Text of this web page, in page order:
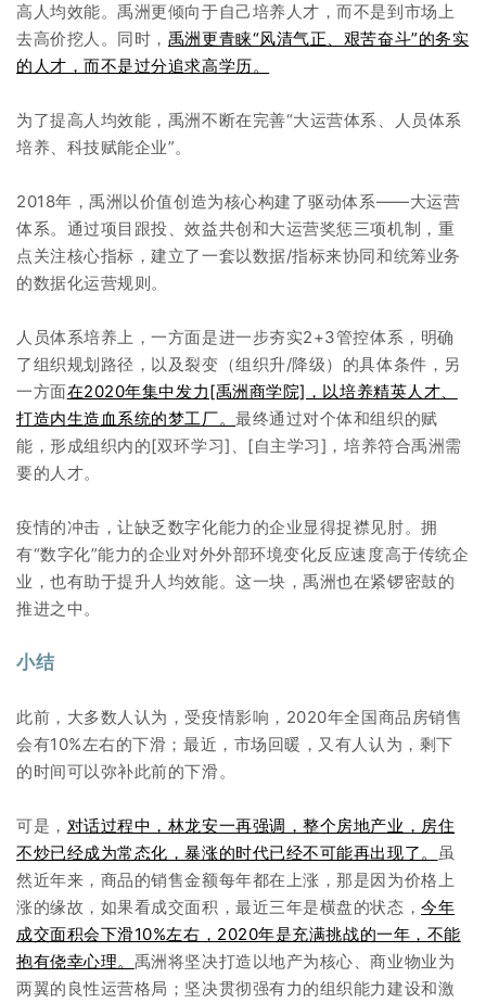
高人均效能。禹洲更倾向于自己培养人才，而不是到市场上
去高价挖人。同时， 禹洲更青睐“风清气正、艰苦奋斗”的务实
的人才，而不是过分追求高学历。
为了提高人均效能，禹洲不断在完善“大运营体系、人员体系
培养、科技赋能企业”。
2018年，禹洲以价值创造为核心构建了驱动体系——大运营
体系。通过项目跟投、效益共创和大运营奖惩三项机制，重
点关注核心指标，建立了一套以数据/指标来协同和统筹业务
的数据化运营规则。
人员体系培养上，一方面是进一步夯实2+3管控体系，明确
了组织规划路径，以及裂变（组织升/降级）的具体条件，另
一方面在2020年集中发力[禹洲商学院]，以培养精英人才、
打造内生造血系统的梦工厂。最终通过对个体和组织的赋
能，形成组织内的[双环学习]、[自主学习]，培养符合禹洲需
要的人才。
疫情的冲击，让缺乏数字化能力的企业显得捉襟见肘。拥
有“数字化”能力的企业对外外部环境变化反应速度高于传统企
业，也有助于提升人均效能。这一块，禹洲也在紧锣密鼓的
推进之中。
小结
此前，大多数人认为，受疫情影响，2020年全国商品房销售
会有10%左右的下滑；最近，市场回暖，又有人认为，剩下
的时间可以弥补此前的下滑。
可是， 对话过程中，林龙安一再强调，整个房地产业，房住
不炒已经成为常态化，暴涨的时代已经不可能再出现了。 虽
然近年来，商品的销售金额每年都在上涨，那是因为价格上
涨的缘故，如果看成交面积，最近三年是横盘的状态，今年
成交面积会下滑10%左右，2020年是充满挑战的一年，不能
抱有侥幸心理。 禹洲将坚决打造以地产为核心、商业物业为
两翼的良性运营格局；坚决贯彻强有力的组织能力建设和激